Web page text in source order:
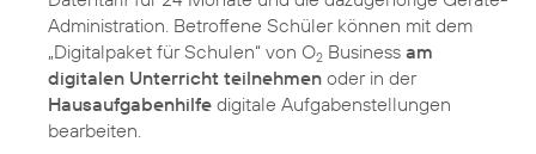
Administration. Betroffene Schüler können mit dem
„Digitalpaket für Schulen“ von O2 Business am
digitalen Unterricht teilnehmen oder in der
Hausaufgabenhilfe digitale Aufgabenstellungen
bearbeiten.